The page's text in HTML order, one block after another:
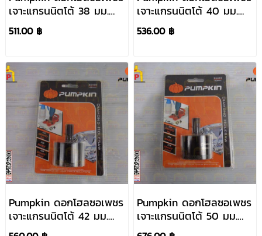
เจาะแกรนนิตโต้ 38 มม.
#26418
511.00 ฿
เจาะแกรนนิตโต้ 40 มม.
#26419
536.00 ฿
Pumpkin ดอกโฮลซอเพชร
เจาะแกรนนิตโต้ 42 มม.
#26420
Pumpkin ดอกโฮลซอเพชร
เจาะแกรนนิตโต้ 50 มม.
#26423